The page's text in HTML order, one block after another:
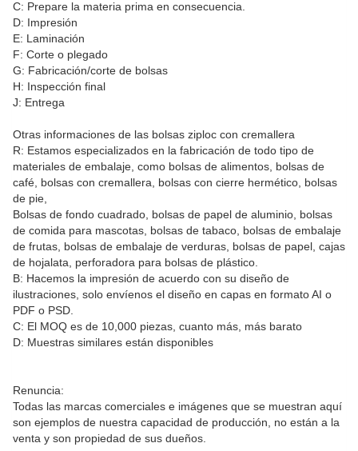
C: Prepare la materia prima en consecuencia.
D: Impresión
E: Laminación
F: Corte o plegado
G: Fabricación/corte de bolsas
H: Inspección final
J: Entrega
Otras informaciones de las bolsas ziploc con cremallera
R: Estamos especializados en la fabricación de todo tipo de
materiales de embalaje, como bolsas de alimentos, bolsas de
café, bolsas con cremallera, bolsas con cierre hermético, bolsas
de pie,
Bolsas de fondo cuadrado, bolsas de papel de aluminio, bolsas
de comida para mascotas, bolsas de tabaco, bolsas de embalaje
de frutas, bolsas de embalaje de verduras, bolsas de papel, cajas
de hojalata, perforadora para bolsas de plástico.
B: Hacemos la impresión de acuerdo con su diseño de
ilustraciones, solo envíenos el diseño en capas en formato AI o
PDF o PSD.
C: El MOQ es de 10,000 piezas, cuanto más, más barato
D: Muestras similares están disponibles
Renuncia:
Todas las marcas comerciales e imágenes que se muestran aquí
son ejemplos de nuestra capacidad de producción, no están a la
venta y son propiedad de sus dueños.